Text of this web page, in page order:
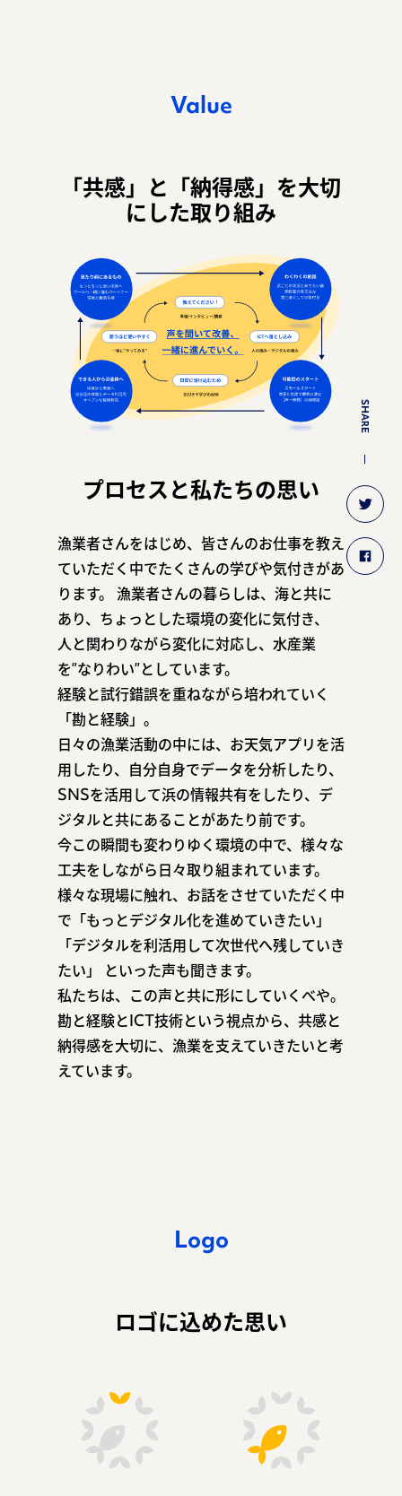
SHARE
Value
「共感」と「納得感」を大切
にした取り組み
プロセスと私たちの思い
漁業者さんをはじめ、皆さんのお仕事を教え
ていただく中でたくさんの学びや気付きがあ
ります。
漁業者さんの暮らしは、海と共に
あり、ちょっとした環境の変化に気付き、
人と関わりながら変化に対応し、水産業
を”なりわい”としています。
経験と試行錯誤を重ねながら培われていく
「勘と経験」。
日々の漁業活動の中には、お天気アプリを活
用したり、自分自身でデータを分析したり、
SNSを活用して浜の情報共有をしたり、デ
ジタルと共にあることがあたり前です。
今この瞬間も変わりゆく環境の中で、様々な
工夫をしながら日々取り組まれています。
様々な現場に触れ、お話をさせていただく中
で 「もっとデジタル化を進めていきたい」
「デジタルを利活用して次世代へ残していき
たい」
といった声も聞きます。
私たちは、この声と共に形にしていくべや。
勘と経験とICT技術という視点から、共感と
納得感を大切に、漁業を支えていきたいと考
えています。
Logo
ロゴに込めた思い